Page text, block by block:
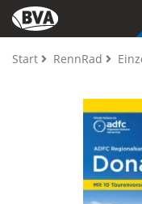
Start RennRad